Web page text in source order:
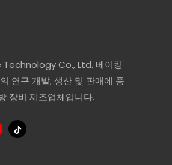
Co., Ltd. 베이킹
연구 개발, 생산 및 판매에 종
장비 제조업체입니다.